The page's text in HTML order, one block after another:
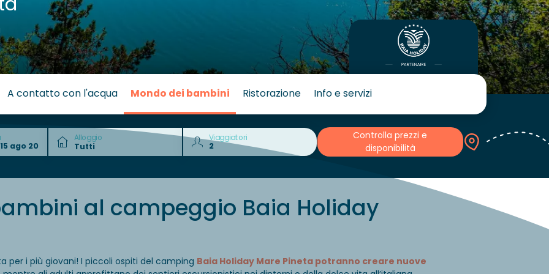
A contatto con l'acqua Mondo dei bambini Ristorazione Info e servizi
Alloggio Viaggiatori
Controlla prezzi e
disponibilità
al campeggio Baia Holiday
per i più giovani! I piccoli ospiti del camping Baia Holiday Mare Pineta potranno creare nuove